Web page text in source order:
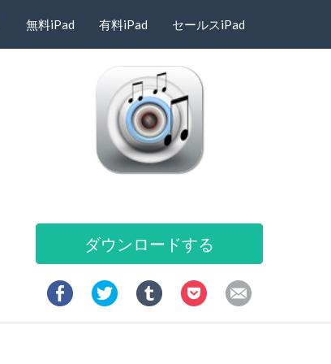
無料iPad 有料iPad セールスiPad
ダウンロードする